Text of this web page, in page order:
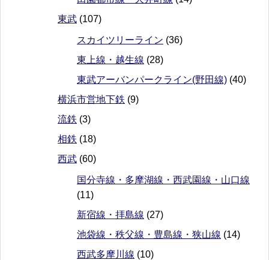
東武 (107)
スカイツリーライン (36)
東上線・越生線 (28)
東武アーバンパークライン(野田線) (40)
横浜市営地下鉄 (9)
流鉄 (3)
相鉄 (18)
西武 (60)
国分寺線・多摩湖線・西武園線・山口線
(11)
新宿線・拝島線 (27)
池袋線・秩父線・豊島線・狭山線 (14)
西武多摩川線 (10)